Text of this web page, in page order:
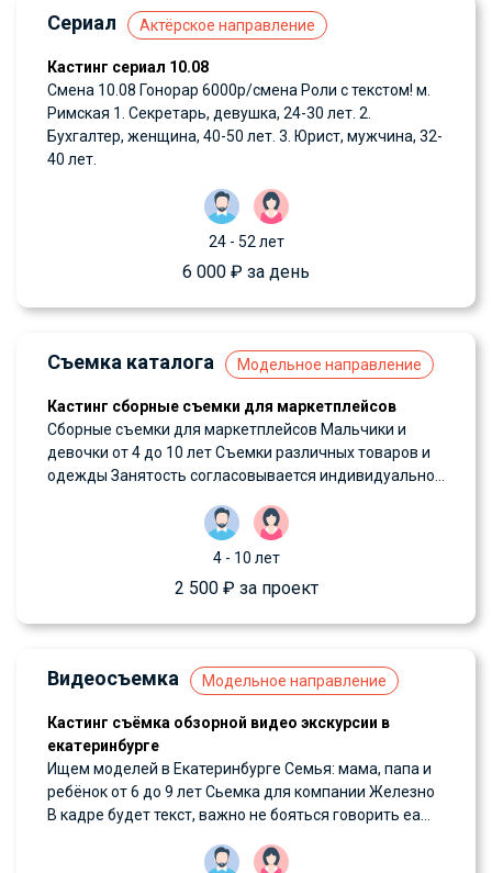
Сериал Актёрское направление
Кастинг сериал 10.08
Смена 10.08 Гонорар 6000р/смена Роли с текстом! м.
Римская 1. Секретарь, девушка, 24-30 лет. 2.
Бухгалтер, женщина, 40-50 лет. 3. Юрист, мужчина, 32-
40 лет.
24 - 52 лет
6 000 ₽ за день
Съемка каталога Модельное направление
Кастинг сборные съемки для маркетплейсов
Сборные съемки для маркетплейсов Мальчики и
девочки от 4 до 10 лет Съемки различных товаров и
одежды Занятость согласовывается индивидуально...
4 - 10 лет
2 500 ₽ за проект
Видеосъемка Модельное направление
Кастинг съёмка обзорной видео экскурсии в
екатеринбурге
Ищем моделей в Екатеринбурге Семья: мама, папа и
ребёнок от 6 до 9 лет Сьемка для компании Железно
В кадре будет текст, важно не бояться говорить еа...